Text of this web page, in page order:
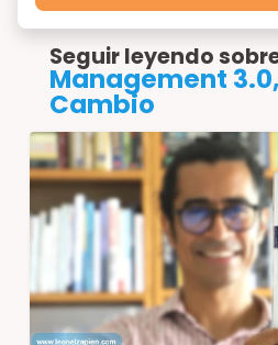
Seguir leyendo
Management
Cambio